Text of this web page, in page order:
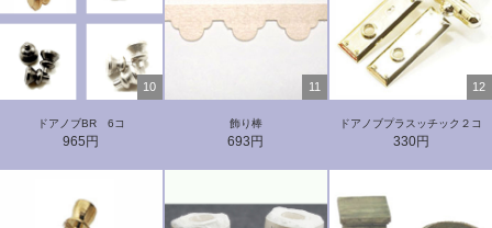
10
ドアノブBR 6コ
965円
11
飾り棒
693円
12
ドアノブプラスッチック２コ
330円